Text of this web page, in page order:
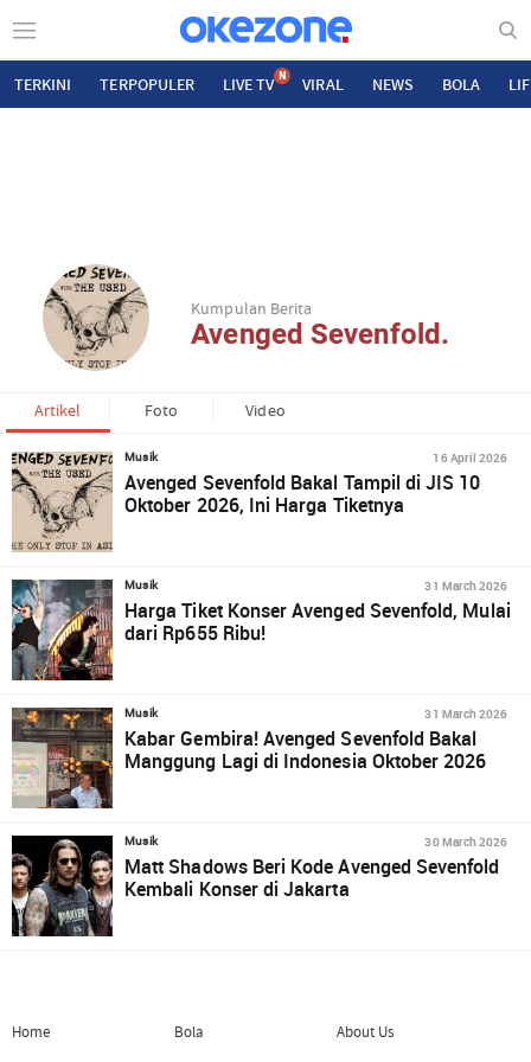
TERKINI TERPOPULER LIVE TV N VIRAL NEWS BOLA
Kumpulan Berita
Avenged Sevenfold.
Artikel Foto Video
Musik 16 April 2026
Avenged Sevenfold Bakal Tampil di JIS 10
Oktober 2026, Ini Harga Tiketnya
Musik 31 March 2026
Harga Tiket Konser Avenged Sevenfold, Mulai
dari Rp655 Ribu!
Musik 31 March 2026
Kabar Gembira! Avenged Sevenfold Bakal
Manggung Lagi di Indonesia Oktober 2026
Musik 30 March 2026
Matt Shadows Beri Kode Avenged Sevenfold
Kembali Konser di Jakarta
Home
Bola
About Us